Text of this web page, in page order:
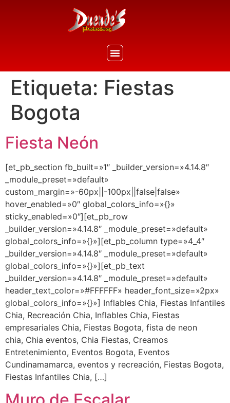
Etiqueta: Fiestas
Bogota
Fiesta Neón
[et_pb_section fb_built=»1″ _builder_version=»4.14.8″
_module_preset=»default»
custom_margin=»-60px||-100px||false|false»
hover_enabled=»0″ global_colors_info=»{}»
sticky_enabled=»0″][et_pb_row
_builder_version=»4.14.8″ _module_preset=»default»
global_colors_info=»{}»][et_pb_column type=»4_4″
_builder_version=»4.14.8″ _module_preset=»default»
global_colors_info=»{}»][et_pb_text
_builder_version=»4.14.8″ _module_preset=»default»
header_text_color=»#FFFFFF» header_font_size=»2px»
global_colors_info=»{}»] Inflables Chia, Fiestas Infantiles
Chia, Recreación Chia, Inflables Chia, Fiestas
empresariales Chia, Fiestas Bogota, fista de neon
chia, Chia eventos, Chia Fiestas, Creamos
Entretenimiento, Eventos Bogota, Eventos
Cundinamamarca, eventos y recreación, Fiestas Bogota,
Fiestas Infantiles Chia, […]